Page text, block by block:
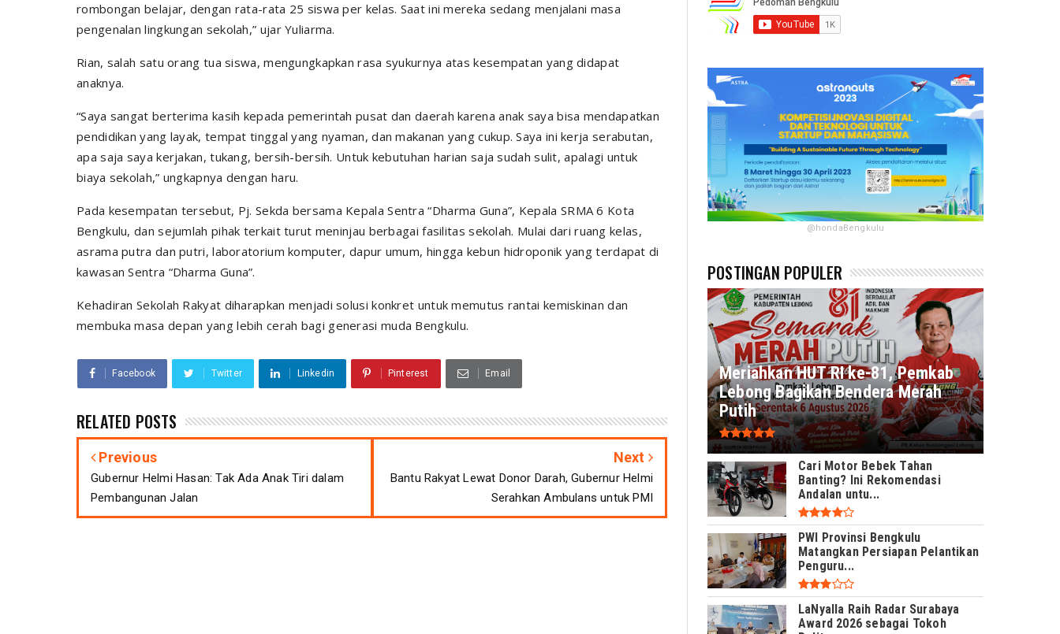
rombongan belajar, dengan rata-rata 25 siswa per kelas. Saat ini mereka sedang menjalani masa
pengenalan lingkungan sekolah,” ujar Yuliarma.
Rian, salah satu orang tua siswa, mengungkapkan rasa syukurnya atas kesempatan yang didapat
anaknya.
“Saya sangat berterima kasih kepada pemerintah pusat dan daerah karena anak saya bisa mendapatkan
pendidikan yang layak, tempat tinggal yang nyaman, dan makanan yang cukup. Saya ini kerja serabutan,
apa saja saya kerjakan, tukang, bersih-bersih. Untuk kebutuhan harian saja sudah sulit, apalagi untuk
biaya sekolah,” ungkapnya dengan haru.
Pada kesempatan tersebut, Pj. Sekda bersama Kepala Sentra “Dharma Guna”, Kepala SRMA 6 Kota
Bengkulu, dan sejumlah pihak terkait turut meninjau berbagai fasilitas sekolah. Mulai dari ruang kelas,
asrama putra dan putri, laboratorium komputer, dapur umum, hingga kebun hidroponik yang terdapat di
kawasan Sentra “Dharma Guna”.
Kehadiran Sekolah Rakyat diharapkan menjadi solusi konkret untuk memutus rantai kemiskinan dan
membuka masa depan yang lebih cerah bagi generasi muda Bengkulu.
Facebook Twitter Linkedin Pinterest Email
RELATED POSTS
Previous
Gubernur Helmi Hasan: Tak Ada Anak Tiri dalam
Pembangunan Jalan
Next
Bantu Rakyat Lewat Donor Darah, Gubernur Helmi
Serahkan Ambulans untuk PMI
@hondaBengkulu
POSTINGAN POPULER
Meriahkan HUT RI ke-81, Pemkab
Lebong Bagikan Bendera Merah
Putih
Cari Motor Bebek Tahan
Banting? Ini Rekomendasi
Andalan untu...
PWI Provinsi Bengkulu
Matangkan Persiapan Pelantikan
Penguru...
LaNyalla Raih Radar Surabaya
Award 2026 sebagai Tokoh